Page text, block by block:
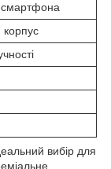
смартфона
корпус
вибір для